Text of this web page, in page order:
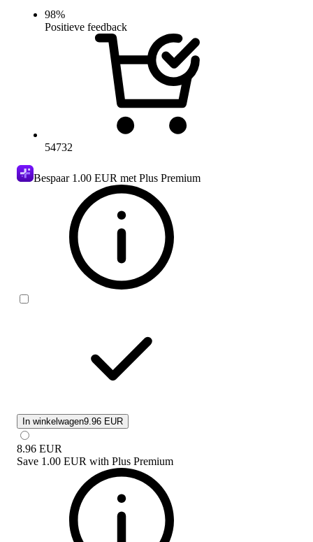
98%
Positieve feedback
54732
Bespaar 1.00 EUR met Plus Premium
In winkelwagen9.96 EUR
8.96 EUR
Save 1.00 EUR with Plus Premium